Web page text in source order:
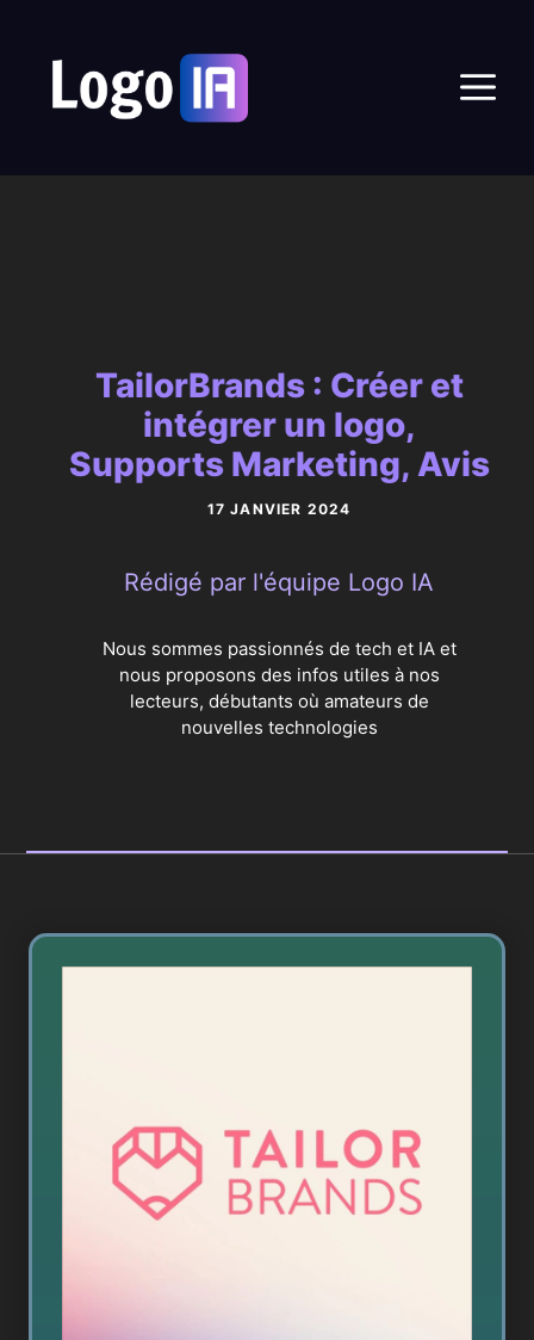
contenu
TailorBrands : Créer et
intégrer un logo,
Supports Marketing, Avis
17 JANVIER 2024
Rédigé par l'équipe Logo IA
Nous sommes passionnés de tech et IA et
nous proposons des infos utiles à nos
lecteurs, débutants où amateurs de
nouvelles technologies